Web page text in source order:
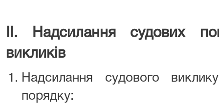
ІІ. Надсилання судових
викликів
Надсилання судового
порядку: